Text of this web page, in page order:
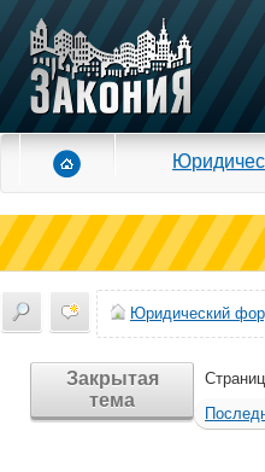
Юридический
Закрытая
тема